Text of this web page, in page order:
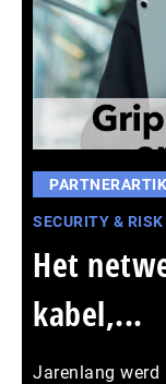
SECURITY & RISK
Het
kabel,...
Jarenlang werd